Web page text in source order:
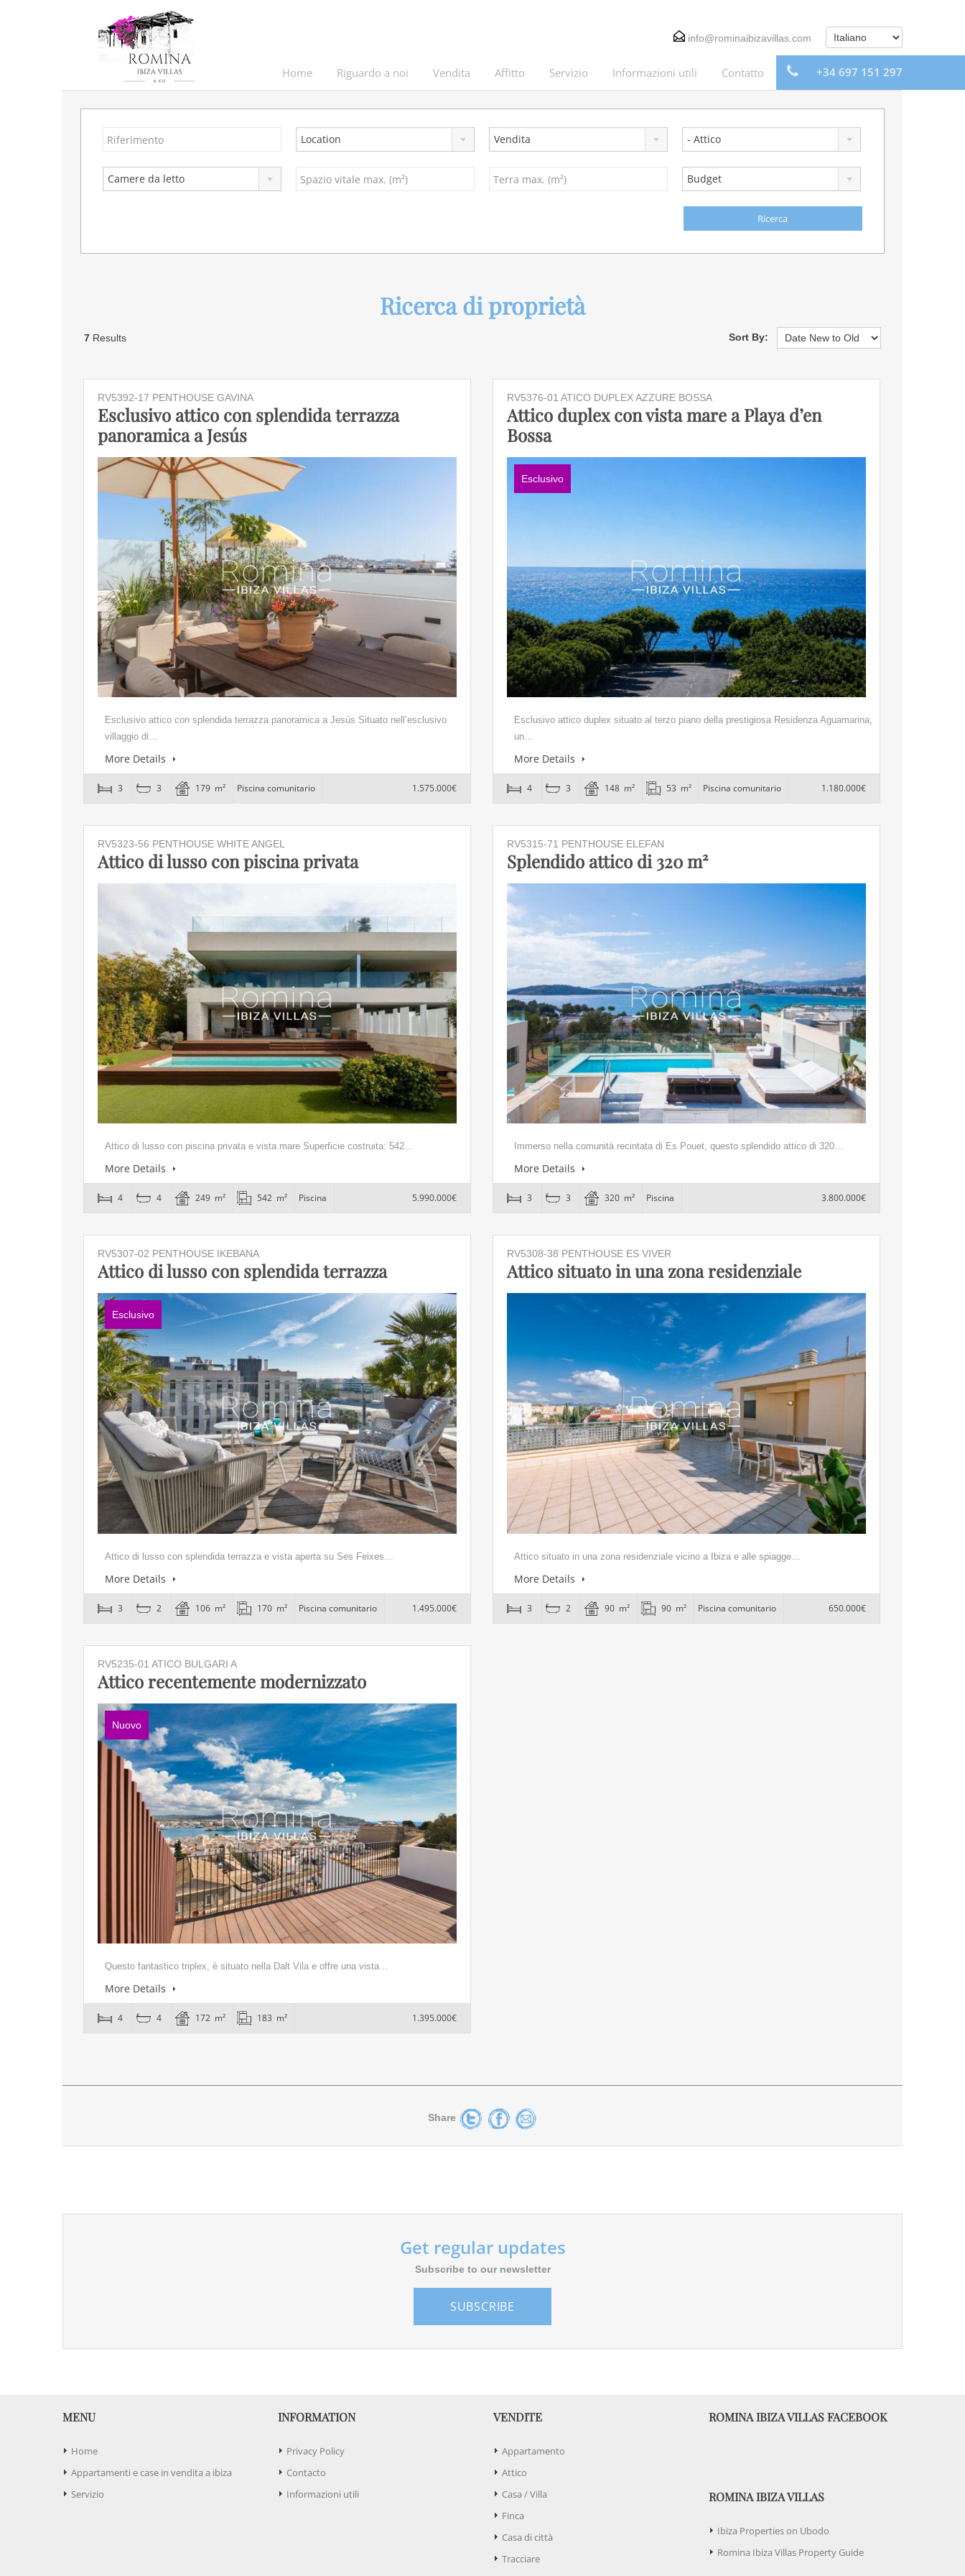
info@rominaibizavillas.com
+34 697 151 297
Home Riguardo a noi Vendita Affitto Servizio Informazioni utili Contatto
Location Vendita - Attico
Camere da letto Budget
Ricerca di proprietà
7 Results Sort By:
RV5392-17 PENTHOUSE GAVINA
Esclusivo attico con splendida terrazza
panoramica a Jesús
Esclusivo attico con splendida terrazza panoramica a Jesús Situato nell’esclusivo
villaggio di…
More Details
3 3 179 m² Piscina comunitario 1.575.000€
RV5376-01 ATICO DUPLEX AZZURE BOSSA
Attico duplex con vista mare a Playa d’en
Bossa
Esclusivo
Esclusivo attico duplex situato al terzo piano della prestigiosa Residenza Aguamarina,
un…
More Details
4 3 148 m² 53 m² Piscina comunitario 1.180.000€
RV5323-56 PENTHOUSE WHITE ANGEL
Attico di lusso con piscina privata
Attico di lusso con piscina privata e vista mare Superficie costruita: 542…
More Details
4 4 249 m² 542 m² Piscina 5.990.000€
RV5315-71 PENTHOUSE ELEFAN
Splendido attico di 320 m²
Immerso nella comunità recintata di Es Pouet, questo splendido attico di 320…
More Details
3 3 320 m² Piscina 3.800.000€
RV5307-02 PENTHOUSE IKEBANA
Attico di lusso con splendida terrazza
Esclusivo
Attico di lusso con splendida terrazza e vista aperta su Ses Feixes…
More Details
3 2 106 m² 170 m² Piscina comunitario 1.495.000€
RV5308-38 PENTHOUSE ES VIVER
Attico situato in una zona residenziale
Attico situato in una zona residenziale vicino a Ibiza e alle spiagge…
More Details
3 2 90 m² 90 m² Piscina comunitario 650.000€
RV5235-01 ATICO BULGARI A
Attico recentemente modernizzato
Nuovo
Questo fantastico triplex, è situato nella Dalt Vila e offre una vista…
More Details
4 4 172 m² 183 m² 1.395.000€
Share
Get regular updates
Subscribe to our newsletter
SUBSCRIBE
MENU
Home
Appartamenti e case in vendita a ibiza
Servizio
INFORMATION
Privacy Policy
Contacto
Informazioni utili
VENDITE
Appartamento
Attico
Casa / Villa
Finca
Casa di città
Tracciare
ROMINA IBIZA VILLAS FACEBOOK
ROMINA IBIZA VILLAS
Ibiza Properties on Ubodo
Romina Ibiza Villas Property Guide